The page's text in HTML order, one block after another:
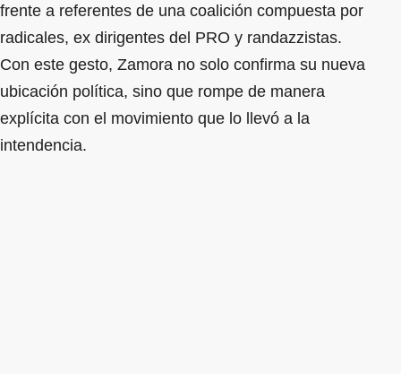
frente a referentes de una coalición compuesta por
radicales, ex dirigentes del PRO y randazzistas.
Con este gesto, Zamora no solo confirma su nueva
ubicación política, sino que rompe de manera
explícita con el movimiento que lo llevó a la
intendencia.